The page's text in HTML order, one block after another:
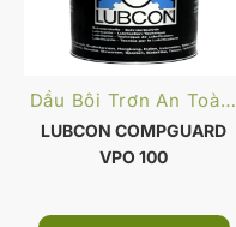
Dầu Bôi Trơn An Toàn Thực Phẩm
LUBCON COMPGUARD
VPO 100